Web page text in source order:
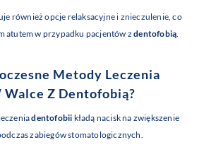
również opcje relaksacyjne i znieczulenie, co
atutem w przypadku pacjentów zdentofobią.
Metody Leczenia
Walce Z Dentofobią?
dentofobii kładą nacisk na zwiększenie
zabiegów stomatologicznych.